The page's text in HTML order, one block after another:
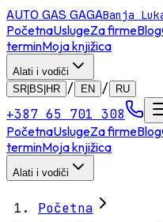
AUTO GAS GAGABanja
PočetnaUslugeZa firmeBlog
terminMoja knjižica
Alati i vodiči
SR|BS|HR
/ EN / RU
+387 65 701 308
PočetnaUslugeZa firmeBlog
terminMoja knjižica
Alati i vodiči
Početna